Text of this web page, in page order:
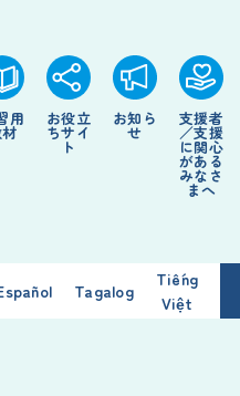
用 お役立
ちサイ
ト
お知ら
せ
支援者
／支援
に関心
がある
みなさ
まへ
Tagalog
Tiếng
Việt